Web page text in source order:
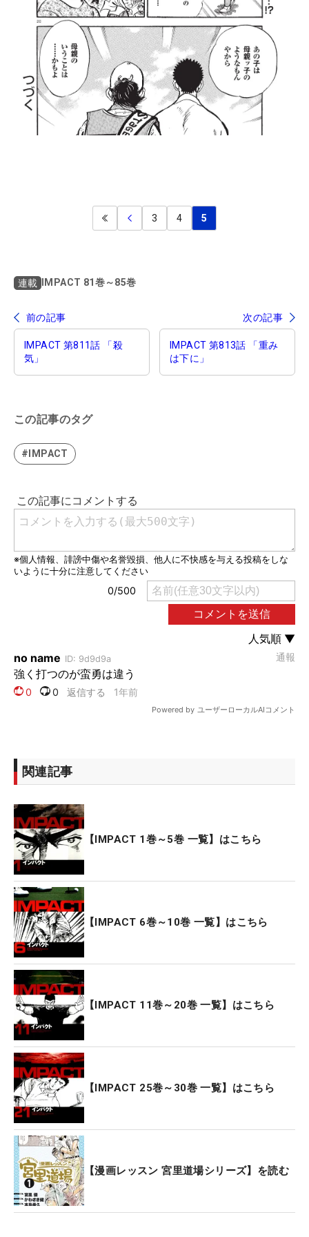
3 4 5
連載 IMPACT 81巻～85巻
前の記事 次の記事
IMPACT 第811話 「殺
気」
IMPACT 第813話 「重み
は下に」
この記事のタグ
#IMPACT
関連記事
【IMPACT 1巻～5巻 一覧】はこちら
【IMPACT 6巻～10巻 一覧】はこちら
【IMPACT 11巻～20巻 一覧】はこちら
【IMPACT 25巻～30巻 一覧】はこちら
【漫画レッスン 宮里道場シリーズ】を読む